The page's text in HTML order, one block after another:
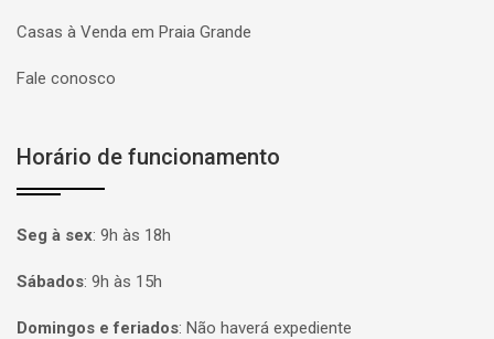
Casas à Venda em Praia Grande
Fale conosco
Horário de funcionamento
Seg à sex: 9h às 18h
Sábados: 9h às 15h
Domingos e feriados: Não haverá expediente